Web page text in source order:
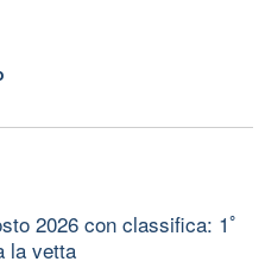
2026 con classifica: 1ﾟ
la vetta